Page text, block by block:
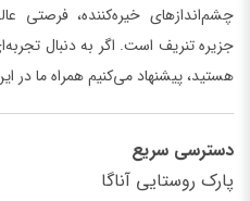
چشم‌اندازهای خیره‌کننده، فرصتی
جزیره تنریف است. اگر به دنبال
هستید، پیشنهاد می‌کنیم همراه ما در
دسترسی سریع
پارک روستایی آناگا